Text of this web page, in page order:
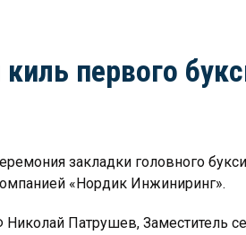
первого
закладки головного
«Нордик Инжиниринг».
Патрушев, Заместитель